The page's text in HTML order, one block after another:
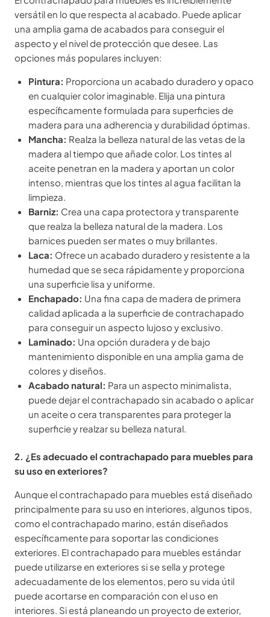
versátil en lo que respecta al acabado. Puede aplicar
una amplia gama de acabados para conseguir el
aspecto y el nivel de protección que desee. Las
opciones más populares incluyen:
Pintura: Proporciona un acabado duradero y opaco
en cualquier color imaginable. Elija una pintura
específicamente formulada para superficies de
madera para una adherencia y durabilidad óptimas.
Mancha: Realza la belleza natural de las vetas de la
madera al tiempo que añade color. Los tintes al
aceite penetran en la madera y aportan un color
intenso, mientras que los tintes al agua facilitan la
limpieza.
Barniz: Crea una capa protectora y transparente
que realza la belleza natural de la madera. Los
barnices pueden ser mates o muy brillantes.
Laca: Ofrece un acabado duradero y resistente a la
humedad que se seca rápidamente y proporciona
una superficie lisa y uniforme.
Enchapado: Una fina capa de madera de primera
calidad aplicada a la superficie de contrachapado
para conseguir un aspecto lujoso y exclusivo.
Laminado: Una opción duradera y de bajo
mantenimiento disponible en una amplia gama de
colores y diseños.
Acabado natural: Para un aspecto minimalista,
puede dejar el contrachapado sin acabado o aplicar
un aceite o cera transparentes para proteger la
superficie y realzar su belleza natural.
2. ¿Es adecuado el contrachapado para muebles para
su uso en exteriores?
Aunque el contrachapado para muebles está diseñado
principalmente para su uso en interiores, algunos tipos,
como el contrachapado marino, están diseñados
específicamente para soportar las condiciones
exteriores. El contrachapado para muebles estándar
puede utilizarse en exteriores si se sella y protege
adecuadamente de los elementos, pero su vida útil
puede acortarse en comparación con el uso en
interiores. Si está planeando un proyecto de exterior,